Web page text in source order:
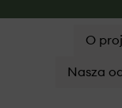
O
Nasza